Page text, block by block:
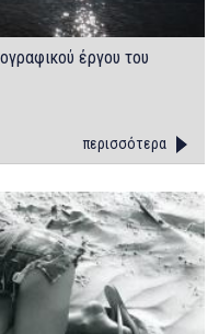
έργου του
περισσότερα